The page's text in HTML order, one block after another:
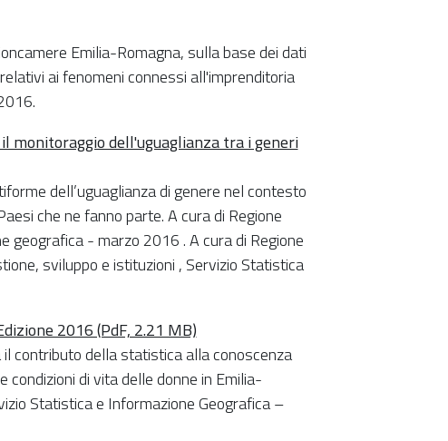
Emilia-Romagna, sulla base dei dati
ai fenomeni connessi all'imprenditoria
monitoraggio dell'uguaglianza tra i generi
dell’uguaglianza di genere nel contesto
che ne fanno parte. A cura di Regione
geografica - marzo 2016 . A cura di Regione
sviluppo e istituzioni , Servizio Statistica
2016 (PdF, 2.21 MB)
contributo della statistica alla conoscenza
di vita delle donne in Emilia-
Statistica e Informazione Geografica –